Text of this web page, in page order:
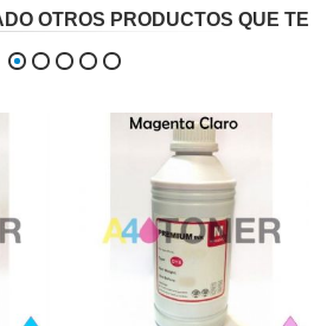
OTROS PRODUCTOS QUE TE